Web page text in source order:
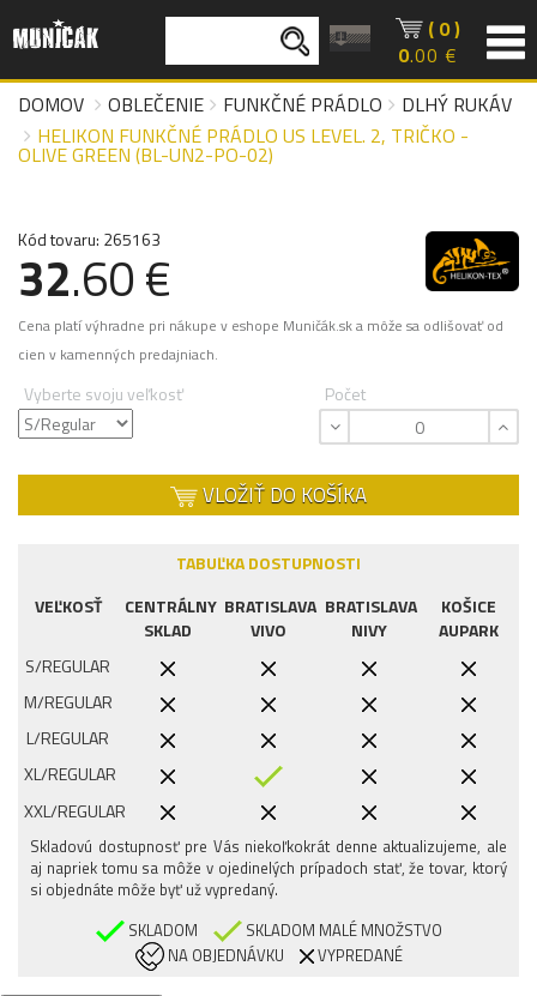
( 0 )
0.00 €
DOMOV
OBLEČENIE FUNKČNÉ PRÁDLO
DLHÝ RUKÁV
HELIKON FUNKČNÉ PRÁDLO US LEVEL. 2, TRIČKO -
OLIVE GREEN (BL-UN2-PO-02)
Kód tovaru: 265163
32.60 €
Cena platí výhradne pri nákupe v eshope Muničák.sk a môže sa odlišovať od
cien v kamenných predajniach.
Vyberte svoju veľkosť Počet
VLOŽIŤ DO KOŠÍKA
TABUĽKA DOSTUPNOSTI
VEĽKOSŤ
CENTRÁLNY
SKLAD
BRATISLAVA
VIVO
BRATISLAVA
NIVY
KOŠICE
AUPARK
S/REGULAR
M/REGULAR
L/REGULAR
XL/REGULAR
XXL/REGULAR
Skladovú dostupnosť pre Vás niekoľkokrát denne aktualizujeme, ale
aj napriek tomu sa môže v ojedinelých prípadoch stať, že tovar, ktorý
si objednáte môže byť už vypredaný.
SKLADOM
SKLADOM MALÉ MNOŽSTVO
NA OBJEDNÁVKU
VYPREDANÉ